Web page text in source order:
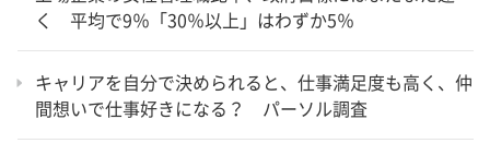
く 平均で9％「30％以上」はわずか5％
キャリアを自分で決められると、仕事満足度も高く、仲
間想いで仕事好きになる？ パーソル調査